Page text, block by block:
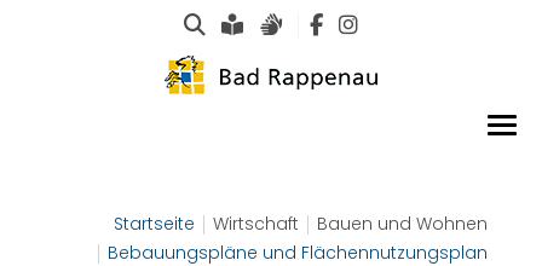
Suche
Leichte Sprache
Gebärdensprachen
Startseite Wirtschaft
Bauen und Wohnen
Bebauungspläne und Flächennutzungsplan